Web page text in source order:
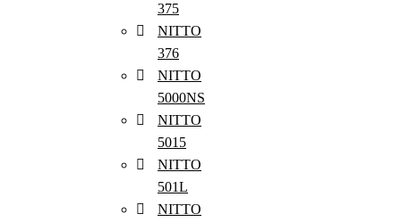
375
NITTO
376
NITTO
5000NS
NITTO
5015
NITTO
501L
NITTO